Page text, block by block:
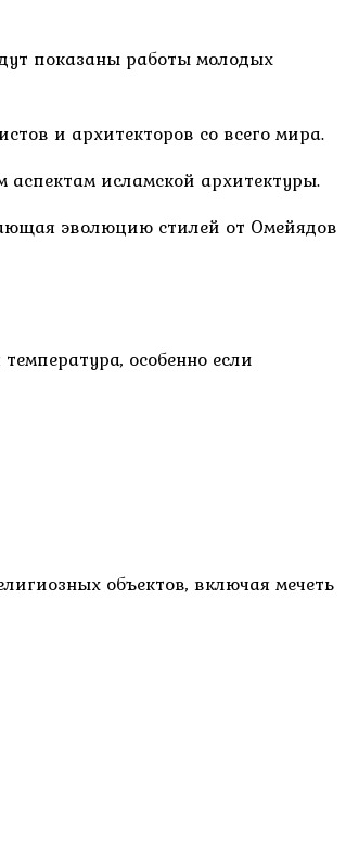
показаны работы молодых
и архитекторов со всего мира.
исламской архитектуры.
эволюцию стилей от Омейядов
особенно если
объектов, включая мечеть